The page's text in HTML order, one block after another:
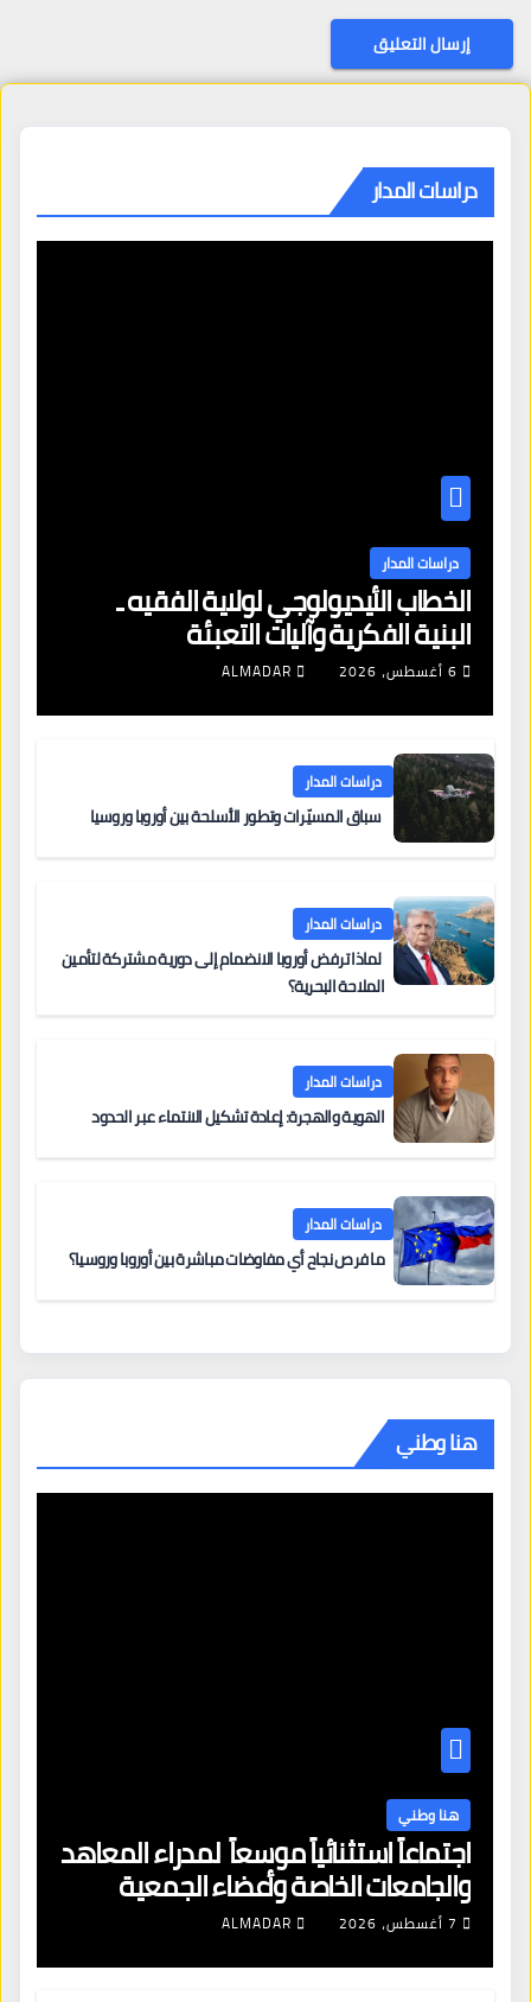
دراسات المدار
دراسات المدار
الخطاب الأيديولوجي لولاية الفقيه ـ
البنية الفكرية وآليات التعبئة
6 أغسطس، 2026 ALMADAR
دراسات المدار
سباق المسيّرات وتطور الأسلحة بين أوروبا وروسيا
دراسات المدار
لماذا ترفض أوروبا الانضمام إلى دورية مشتركة لتأمين
الملاحة البحرية؟
دراسات المدار
الهوية والهجرة: إعادة تشكيل الانتماء عبر الحدود
دراسات المدار
ما فرص نجاح أي مفاوضات مباشرة بين أوروبا وروسيا؟
هنا وطني
هنا وطني
اجتماعاً استثنائياً موسعاً لمدراء المعاهد
والجامعات الخاصة وأعضاء الجمعية
العمومية للنقابة العامة لمؤسسات
7 أغسطس، 2026 ALMADAR